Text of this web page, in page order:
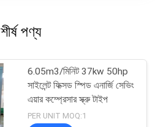
শীর্ষ পণ্য
6.05m3/মিনিট 37kw 50hp
সাইলেন্ট ফিক্সড স্পিড এনার্জি সেভিং
এয়ার কম্প্রেসার স্ক্রু টাইপ
PER UNIT MOQ:1